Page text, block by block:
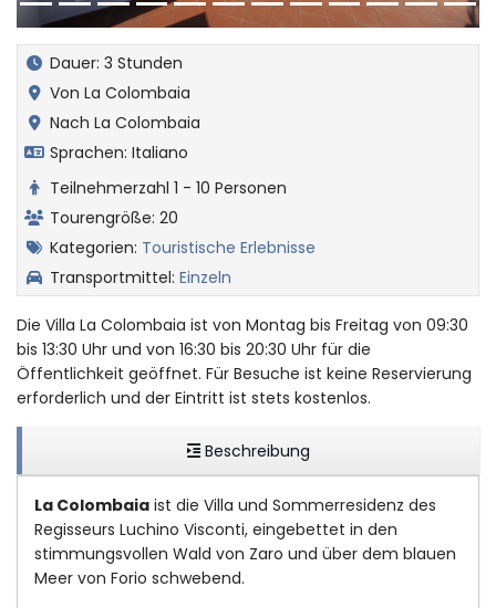
Dauer: 3 Stunden
Von La Colombaia
Nach La Colombaia
Sprachen: Italiano
Teilnehmerzahl 1 - 10 Personen
Tourengröße: 20
Kategorien: Touristische Erlebnisse
Transportmittel: Einzeln
Die Villa La Colombaia ist von Montag bis Freitag von 09:30
bis 13:30 Uhr und von 16:30 bis 20:30 Uhr für die
Öffentlichkeit geöffnet. Für Besuche ist keine Reservierung
erforderlich und der Eintritt ist stets kostenlos.
Beschreibung
La Colombaia ist die Villa und Sommerresidenz des
Regisseurs Luchino Visconti, eingebettet in den
stimmungsvollen Wald von Zaro und über dem blauen
Meer von Forio schwebend.